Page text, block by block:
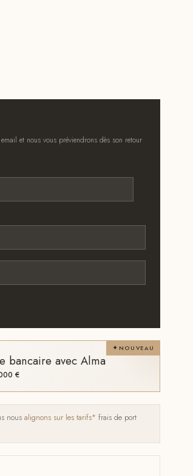
et nous vous préviendrons dès son retour
NOUVEAU
bancaire avec Alma
€
nous alignons sur les tarifs* frais de port